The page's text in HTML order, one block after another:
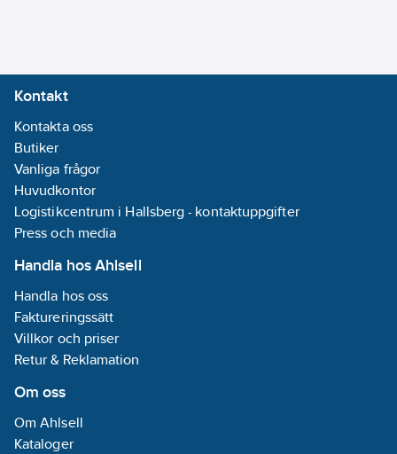
Kontakt
Kontakta oss
Butiker
Vanliga frågor
Huvudkontor
Logistikcentrum i Hallsberg - kontaktuppgifter
Press och media
Handla hos Ahlsell
Handla hos oss
Faktureringssätt
Villkor och priser
Retur & Reklamation
Om oss
Om Ahlsell
Kataloger